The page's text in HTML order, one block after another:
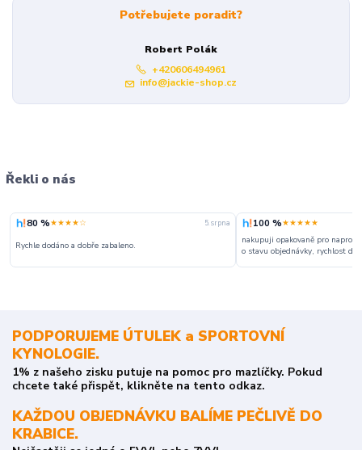
Potřebujete poradit?
Robert Polák
+420606494961
info@jackie-shop.cz
Řekli o nás
80 %★★★★☆ 5. srpna
Rychle dodáno a dobře zabaleno.
100 %★★★★★
nakupuji opakovaně pro
o stavu objednávky, rychlost
PODPORUJEME ÚTULEK a SPORTOVNÍ
KYNOLOGIE.
1% z našeho zisku putuje na pomoc pro mazlíčky. Pokud
chcete také přispět, klikněte na tento odkaz.
KAŽDOU OBJEDNÁVKU BALÍME PEČLIVĚ DO
KRABICE.